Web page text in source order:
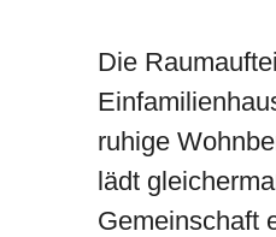
Die
ruhige
lädt
Gemeinschaft